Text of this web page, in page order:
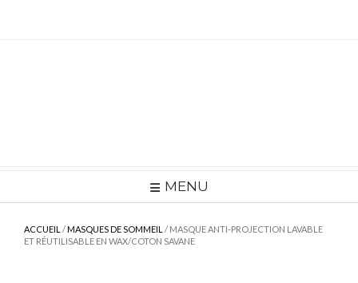
MENU
ACCUEIL /MASQUES DE SOMMEIL / MASQUE ANTI-PROJECTION LAVABLE
ET RÉUTILISABLE EN WAX/COTON SAVANE